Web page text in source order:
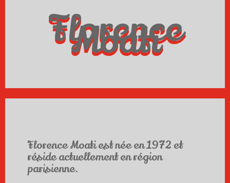
Florence
Moati
Florence Moati est née en 1972 et
réside actuellement en région
parisienne.